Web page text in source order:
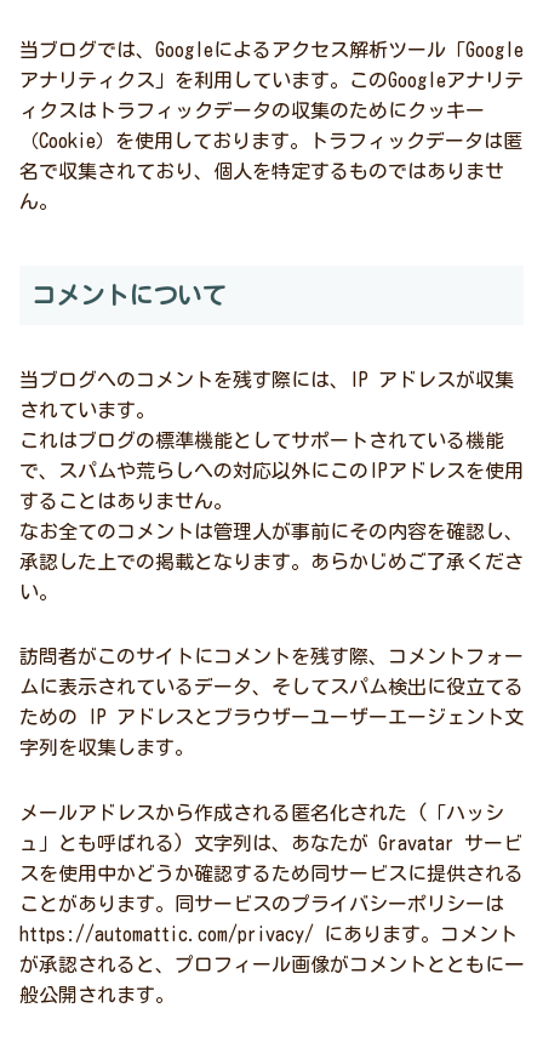
当ブログでは、Googleによるアクセス解析ツール「Google
アナリティクス」を利用しています。このGoogleアナリテ
ィクスはトラフィックデータの収集のためにクッキー
（Cookie）を使用しております。トラフィックデータは匿
名で収集されており、個人を特定するものではありませ
ん。
コメントについて
当ブログへのコメントを残す際には、IP アドレスが収集
されています。
これはブログの標準機能としてサポートされている機能
で、スパムや荒らしへの対応以外にこのIPアドレスを使用
することはありません。
なお全てのコメントは管理人が事前にその内容を確認し、
承認した上での掲載となります。あらかじめご了承くださ
い。
訪問者がこのサイトにコメントを残す際、コメントフォー
ムに表示されているデータ、そしてスパム検出に役立てる
ための IP アドレスとブラウザーユーザーエージェント文
字列を収集します。
メールアドレスから作成される匿名化された (「ハッシ
ュ」とも呼ばれる) 文字列は、あなたが Gravatar サービ
スを使用中かどうか確認するため同サービスに提供される
ことがあります。同サービスのプライバシーポリシーは
https://automattic.com/privacy/ にあります。コメント
が承認されると、プロフィール画像がコメントとともに一
般公開されます。